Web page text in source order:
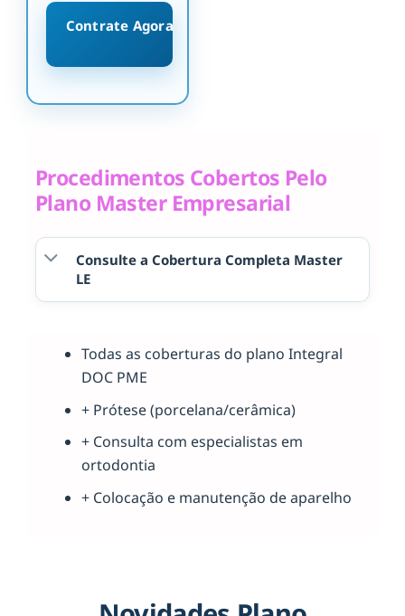
Contrate Agora
Procedimentos Cobertos Pelo
Plano Master Empresarial
Consulte a Cobertura Completa Master
LE
Todas as coberturas do plano Integral
DOC PME
+ Prótese (porcelana/cerâmica)
+ Consulta com especialistas em
ortodontia
+ Colocação e manutenção de aparelho